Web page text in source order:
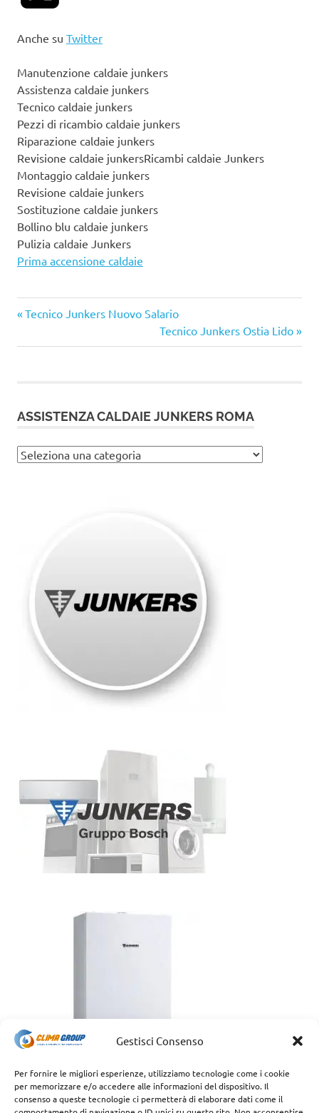
Gestisci Consenso
Per fornire le migliori esperienze, utilizziamo tecnologie come i cookie
per memorizzare e/o accedere alle informazioni del dispositivo. Il
consenso a queste tecnologie ci permetterà di elaborare dati come il
Anche su Twitter
Manutenzione caldaie junkers
Assistenza caldaie junkers
Tecnico caldaie junkers
Pezzi di ricambio caldaie junkers
Riparazione caldaie junkers
Revisione caldaie junkersRicambi caldaie Junkers
Montaggio caldaie junkers
Revisione caldaie junkers
Sostituzione caldaie junkers
Bollino blu caldaie junkers
Pulizia caldaie Junkers
Prima accensione caldaie
Navigazione
articoli
Articolo
Tecnico Junkers Nuovo Salario
Articolo
successivo:
Tecnico Junkers Ostia Lido
ASSISTENZA CALDAIE JUNKERS ROMA
Assistenza